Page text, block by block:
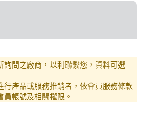
詢問之廠商，以利聯繫您，資料可選
行產品或服務推銷者，依會員服務條款
帳號及相關權限。